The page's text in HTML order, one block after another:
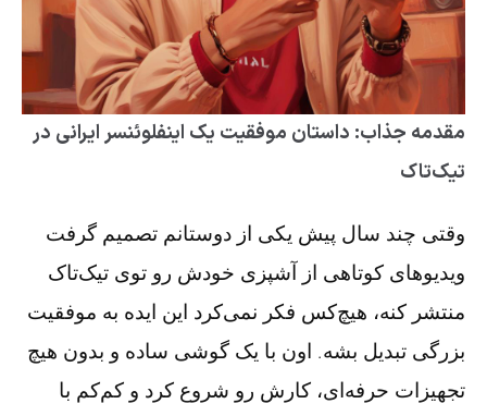
مقدمه جذاب: داستان موفقیت یک اینفلوئنسر ایرانی در
تیک‌تاک
وقتی چند سال پیش یکی از دوستانم تصمیم گرفت
ویدیوهای کوتاهی از آشپزی خودش رو توی تیک‌تاک
منتشر کنه، هیچ‌کس فکر نمی‌کرد این ایده به موفقیت
بزرگی تبدیل بشه. اون با یک گوشی ساده و بدون هیچ
تجهیزات حرفه‌ای، کارش رو شروع کرد و کم‌کم با